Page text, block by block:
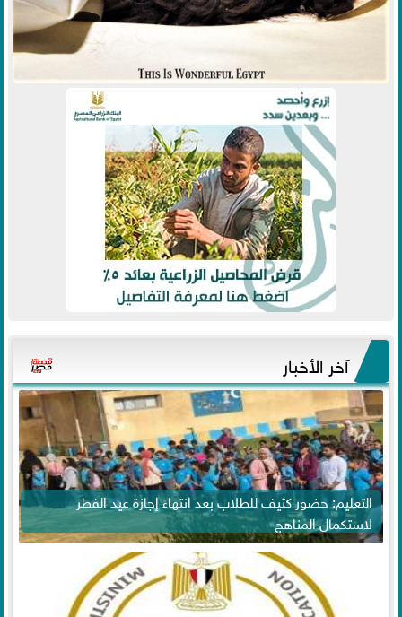
آخر الأخبار
التعليم: حضور كثيف للطلاب بعد انتهاء إجازة عيد الفطر
لاستكمال المناهج